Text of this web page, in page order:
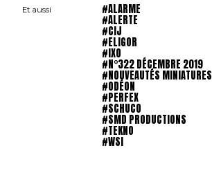
Et aussi #ALARME
#ALERTE
#CIJ
#ELIGOR
#IXO
#N°322 DÉCEMBRE 2019
#NOUVEAUTÉS MINIATURES
#ODÉON
#PERFEX
#SCHUCO
#SMD PRODUCTIONS
#TEKNO
#WSI